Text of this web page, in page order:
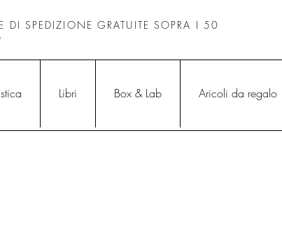
DI SPEDIZIONE GRATUITE SOPRA I 50
Libri Box & Lab Aricoli da regalo